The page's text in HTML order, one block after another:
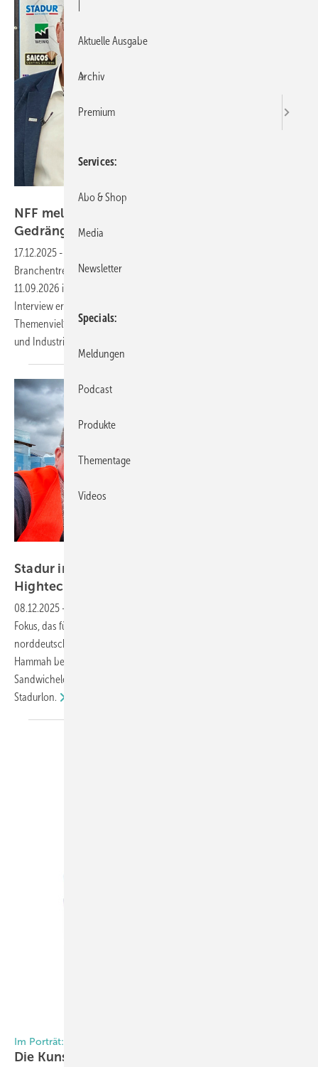
NFF meldet volle Ausstellerliste und dichtes
Gedränge beim
17.12.2025 -
Branchentreff im Norden entwickelt: Für den Folgetermin am
11.09.2026 ist bereits ein Viertel der Besucherplätze gebucht. Im
Interview erklären die Initiatoren Björn Schröder und Marc Nickel, wie
Themenvielfalt und ein starkes Aussteller-Line-up Handwerksbetriebe
und Industrie
Stadur im Fokus: Vom Dämmstoff zum
Hightech-Werkstoff
08.12.2025 -
Fokus, das für Innovationsgeist, technologische Tiefe und
norddeutsche Bodenständigkeit steht: Stadur. Das Unternehmen aus
Hammah bei Stade hat sich zum Technologieführer für
Sandwichelemente entwickelt. Erfahren Sie mehr über die USPs von
Stadurlon.
Im Porträt: Stadur
Die Kunst, Verbundwerkstoffe immer wieder
Aktuelle Ausgabe
Archiv
Premium
Services
Abo & Shop
Media
Newsletter
Specials
Meldungen
Podcast
Produkte
Thementage
Videos